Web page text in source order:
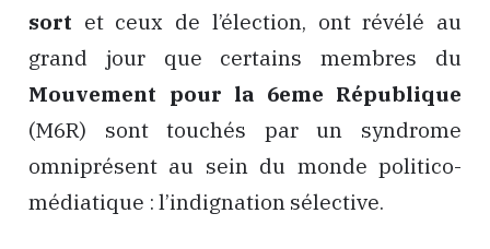
sort et ceux de l’élection, ont révélé au
grand jour que certains membres du
Mouvement pour la 6eme République
(M6R) sont touchés par un syndrome
omniprésent au sein du monde politico-
médiatique : l’indignation sélective.